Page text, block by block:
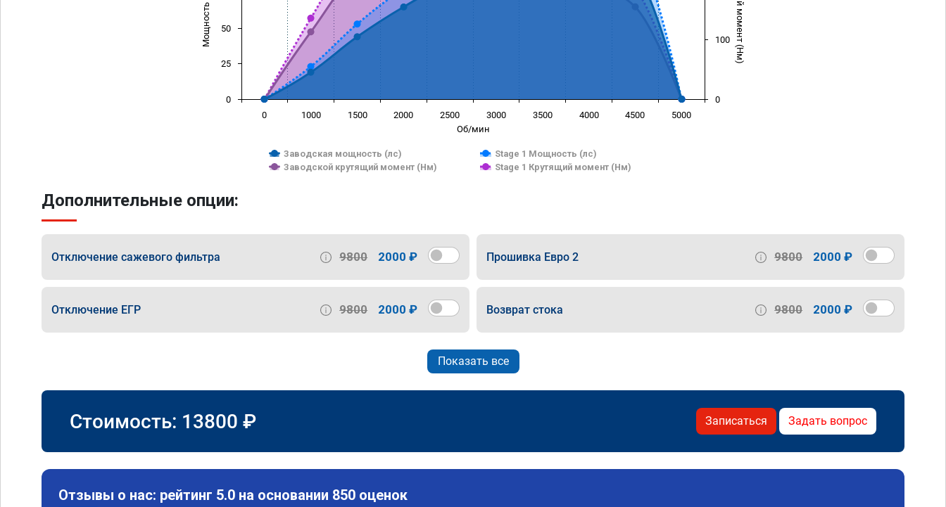
Об/мин
Заводская мощность (лс)
Stage 1 Мощность (лс)
Заводской крутящий момент (Нм)
Stage 1 Крутящий момент (Нм)
0 1000 1500 2000 2500 3000 3500 4000 4500 5000
0
25
50
0
100
Дополнительные опции:
Отключение сажевого фильтра 9800 2000 ₽ Прошивка Евро 2 9800 2000 ₽
Отключение ЕГР 9800 2000 ₽ Возврат стока 9800 2000 ₽
Показать все
Стоимость: 13800 ₽ Записаться Задать вопрос
Отзывы о нас: рейтинг 5.0 на основании 850 оценок